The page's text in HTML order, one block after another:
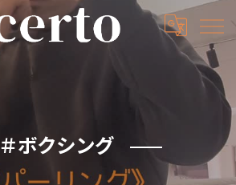
＃ボクシング